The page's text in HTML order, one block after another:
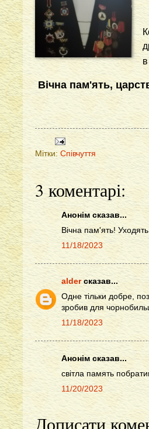
Вічна пам'ять,
Мітки: Співчуття
3 коментарі:
Анонім сказав...
Вічна пам'ять!
11/18/2023
alderсказав...
Одне тільки добре,
зробив для
11/18/2023
Анонім сказав...
світла память
11/20/2023
Дописати